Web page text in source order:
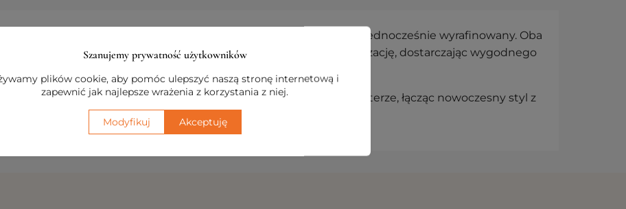
dodatkowe miejsca do siedzenia w sposób dyskretny, a jednocześnie wyrafinowany. Oba
przeszyciami i lamówką, łatwo wkomponują się w istniejącą aranżację, dostarczając wygodnego
podnóżki przy ulubionym fotelu.
inspiracji, umożliwia kreowanie przestrzeni o indywidualnym charakterze, łącząc nowoczesny styl z
sposób.
Szanujemy prywatność użytkowników
plików cookie, aby pomóc ulepszyć naszą stronę internetową i
zapewnić jak najlepsze wrażenia z korzystania z niej.
Modyfikuj Akceptuję